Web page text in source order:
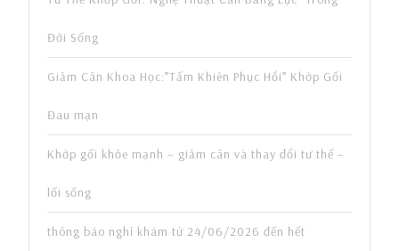
Đời Sống
Giảm Cân Khoa Học:”Tấm Khiên Phục Hồi” Khớp Gối
Đau mạn
Khớp gối khỏe mạnh – giảm cân và thay đổi tư thế –
lối sống
thông báo nghỉ khám từ 24/06/2026 đến hết